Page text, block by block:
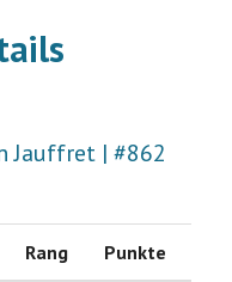
Jauffret | #862
Rang Punkte